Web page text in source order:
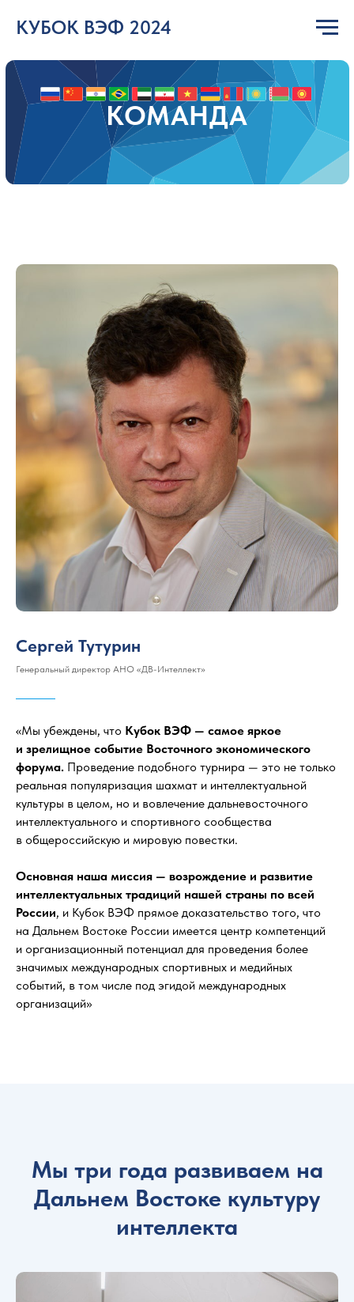
КУБОК ВЭФ 2024
КУБОК ВЭФ 2024
КОМАНДА
Сергей Тутурин
Генеральный директор АНО «ДВ-Интеллект»
«Мы убеждены, что Кубок ВЭФ — самое яркое
и зрелищное событие Восточного экономического
форума. Проведение подобного турнира — это не только
реальная популяризация шахмат и интеллектуальной
культуры в целом, но и вовлечение дальневосточного
интеллектуального и спортивного сообщества
в общероссийскую и мировую повестки.
Основная наша миссия — возрождение и развитие
интеллектуальных традиций нашей страны по всей
России, и Кубок ВЭФ прямое доказательство того, что
на Дальнем Востоке России имеется центр компетенций
и организационный потенциал для проведения более
значимых международных спортивных и медийных
событий, в том числе под эгидой международных
организаций»
Мы три года развиваем на
Дальнем Востоке культуру
интеллекта